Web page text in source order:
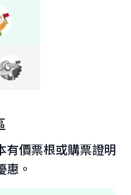
有價票根或購票證明
惠。